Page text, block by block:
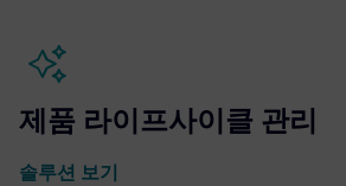
제품 라이프사이클 관리
솔루션 보기